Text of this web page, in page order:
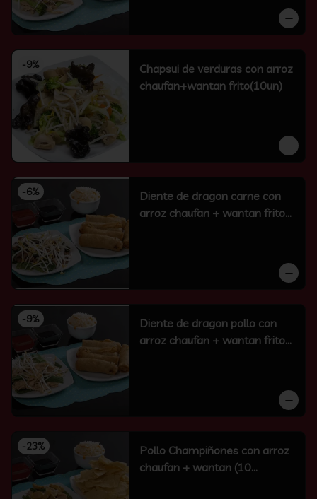
-9%
Chapsui de verduras con arroz
chaufan+wantan frito(10un)
-6%
Diente de dragon carne con
arroz chaufan + wantan frito
-9%
Diente de dragon pollo con
arroz chaufan + wantan frito
-23%
Pollo Champiñones con arroz
chaufan + wantan (10